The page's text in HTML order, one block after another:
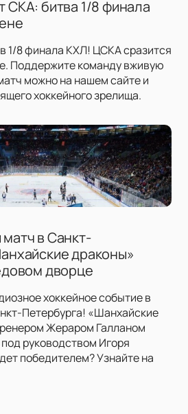
СКА: битва 1/8 финала
1/8 финала КХЛ! ЦСКА сразится
Поддержите команду вживую
можно на нашем сайте и
хоккейного зрелища.
в Санкт-
драконы»
дворце
хоккейное событие в
Петербурга! «Шанхайские
Жераром Галланом
руководством Игоря
победителем? Узнайте на